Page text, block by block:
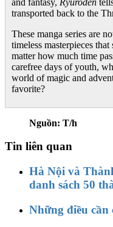
transported back to the
These manga series are
timeless masterpieces
matter how much time
carefree days of youth,
world of magic and
favorite?
Nguồn: T/h
Tin liên quan
Hà Nội và
danh sách 50
Những điều